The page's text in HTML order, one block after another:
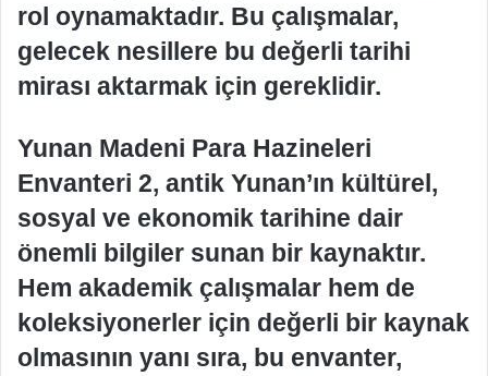
rol oynamaktadır. Bu çalışmalar,
gelecek nesillere bu değerli tarihi
mirası aktarmak için gereklidir.
Yunan Madeni Para Hazineleri
Envanteri 2, antik Yunan’ın kültürel,
sosyal ve ekonomik tarihine dair
önemli bilgiler sunan bir kaynaktır.
Hem akademik çalışmalar hem de
koleksiyonerler için değerli bir kaynak
olmasının yanı sıra, bu envanter,